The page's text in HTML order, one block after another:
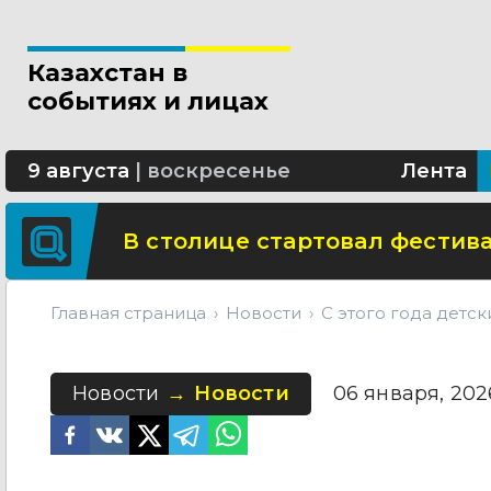
Казахстан в
событиях и лицах
9 августа воскресенье Лента
В Алматы благоустраивают
Сколько стоит собрать
В столице стартовал
Главная страница Новости С этого года
Новости Новости 06 января,